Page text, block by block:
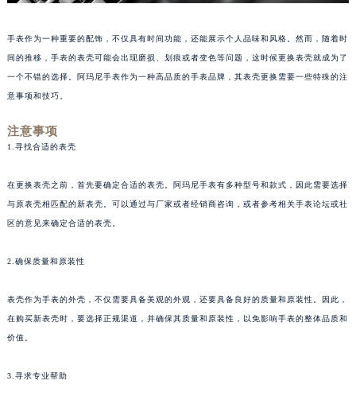
手表作为一种重要的配饰，不仅具有时间功能，还能展示个人品味和风格。然而，随着时
间的推移，手表的表壳可能会出现磨损、划痕或者变色等问题，这时候更换表壳就成为了
一个不错的选择。阿玛尼手表作为一种高品质的手表品牌，其表壳更换需要一些特殊的注
意事项和技巧。
注意事项
1.寻找合适的表壳
在更换表壳之前，首先要确定合适的表壳。阿玛尼手表有多种型号和款式，因此需要选择
与原表壳相匹配的新表壳。可以通过与厂家或者经销商咨询，或者参考相关手表论坛或社
区的意见来确定合适的表壳。
2.确保质量和原装性
表壳作为手表的外壳，不仅需要具备美观的外观，还要具备良好的质量和原装性。因此，
在购买新表壳时，要选择正规渠道，并确保其质量和原装性，以免影响手表的整体品质和
价值。
3.寻求专业帮助